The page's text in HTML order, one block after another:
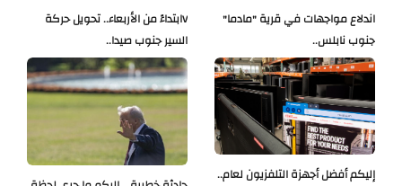
Vابتداءً من الأربعاء.. تحويل حركة
السير جنوب صيدا..
اندلاع مواجهات في قرية "مادما"
جنوب نابلس..
إليكم أفضل أجهزة التلفزيون لعام..